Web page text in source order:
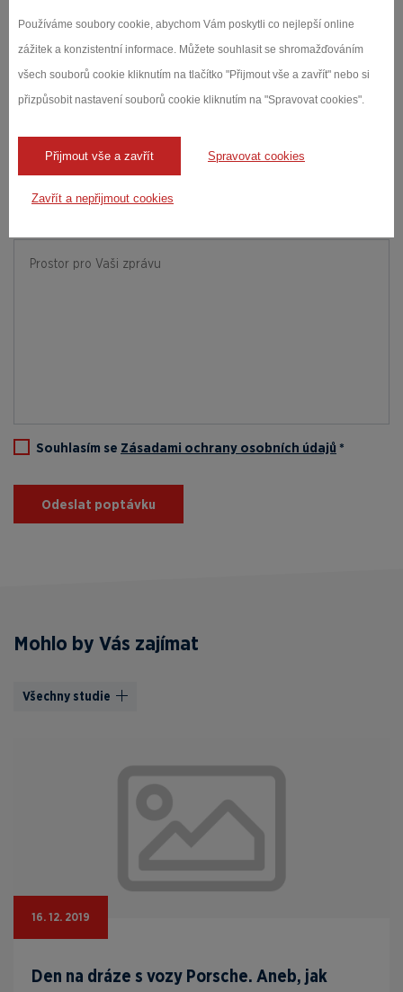
Používáme soubory cookie, abychom Vám poskytli co nejlepší online
zážitek a konzistentní informace. Můžete souhlasit se shromažďováním
všech souborů cookie kliknutím na tlačítko "Přijmout vše a zavřít" nebo si
přizpůsobit nastavení souborů cookie kliknutím na "Spravovat cookies".
Přijmout vše a zavřít Spravovat cookies
Zavřít a nepřijmout cookies
formulář
JMÉNO A PŘÍJMENÍ *
Souhlasím se Zásadami ochrany osobních údajů *
Odeslat poptávku
Mohlo by Vás zajímat
Všechny studie
16. 12. 2019
Den na dráze s vozy Porsche. Aneb, jak